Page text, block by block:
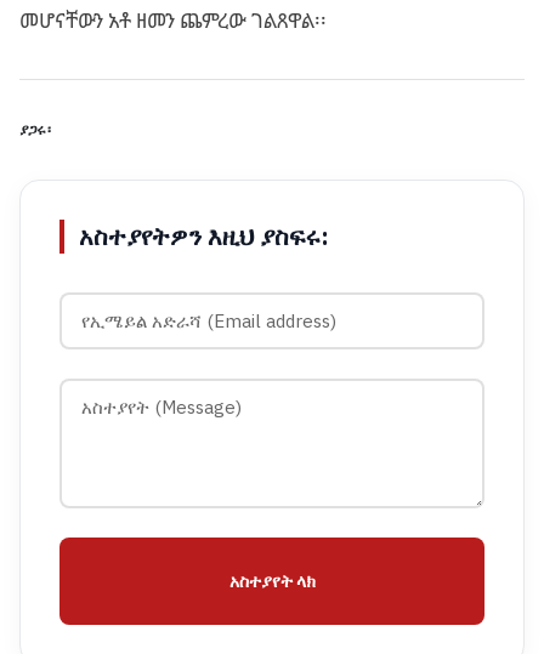
መሆናቸውን አቶ ዘመን ጨምረው ገልጸዋል፡፡
ያጋሩ፡
አስተያየትዎን እዚህ ያስፍሩ:
አስተያየት ላክ